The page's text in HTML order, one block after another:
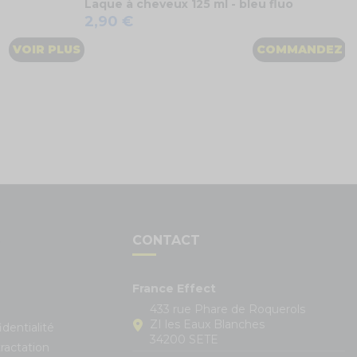
VOIR PLUS
Laque à cheveux 125 ml - bleu fluo
2,90 €
COMMANDEZ
CONTACT